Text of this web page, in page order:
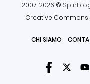
2007-2026 ©
Creative Commons
CHI SIAMO